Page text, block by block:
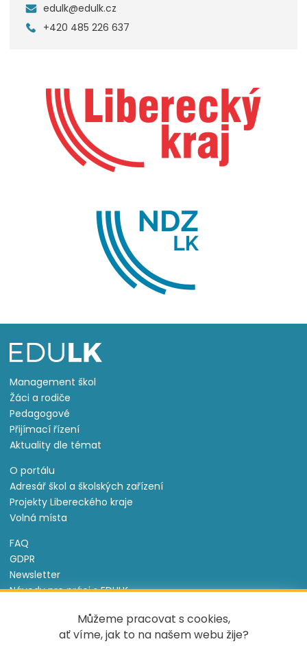
Můžeme pracovat s cookies,
ať víme, jak to na našem webu žije?
edulk@edulk.cz
+420 485 226 637
Management škol
Žáci a rodiče
Pedagogové
Přijímací řízení
Aktuality dle témat
O portálu
Adresář škol a školských zařízení
Projekty Libereckého kraje
Volná místa
FAQ
GDPR
Newsletter
Návody pro práci s EDULK
Nastavení cookies
Informace o souborech cookie